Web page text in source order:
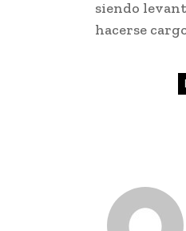
siendo
hacerse